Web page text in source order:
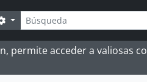
Search options
permite acceder a valiosas